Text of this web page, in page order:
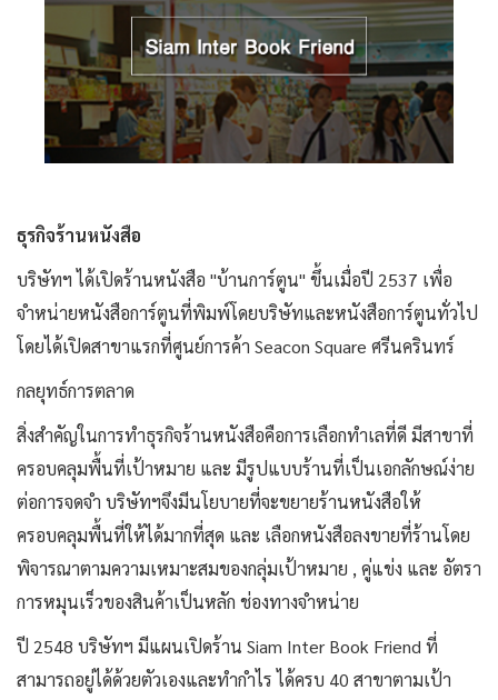
ธุรกิจร้านหนังสือ
บริษัทฯ ได้เปิดร้านหนังสือ "บ้านการ์ตูน" ขึ้นเมื่อปี 2537 เพื่อ
จำหน่ายหนังสือการ์ตูนที่พิมพ์โดยบริษัทและหนังสือการ์ตูนทั่วไป
โดยได้เปิดสาขาแรกที่ศูนย์การค้า Seacon Square ศรีนครินทร์
กลยุทธ์การตลาด
สิ่งสำคัญในการทำธุรกิจร้านหนังสือคือการเลือกทำเลที่ดี มีสาขาที่
ครอบคลุมพื้นที่เป้าหมาย และ มีรูปแบบร้านที่เป็นเอกลักษณ์ง่าย
ต่อการจดจำ บริษัทฯจึงมีนโยบายที่จะขยายร้านหนังสือให้
ครอบคลุมพื้นที่ให้ได้มากที่สุด และ เลือกหนังสือลงขายที่ร้านโดย
พิจารณาตามความเหมาะสมของกลุ่มเป้าหมาย , คู่แข่ง และ อัตรา
การหมุนเร็วของสินค้าเป็นหลัก ช่องทางจำหน่าย
ปี 2548 บริษัทฯ มีแผนเปิดร้าน Siam Inter Book Friend ที่
สามารถอยู่ได้ด้วยตัวเองและทำกำไร ได้ครบ 40 สาขาตามเป้า